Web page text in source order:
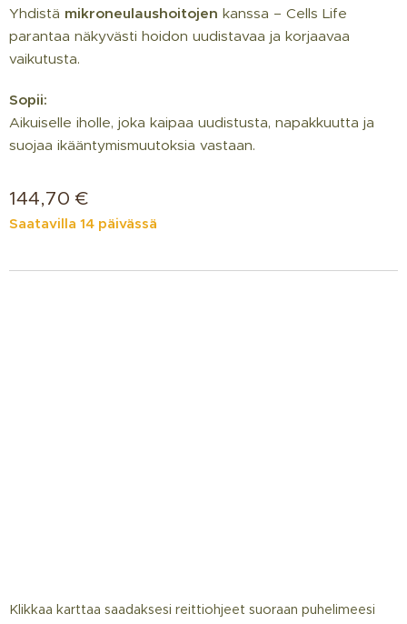
Yhdistä mikroneulaushoitojen kanssa – Cells Life
parantaa näkyvästi hoidon uudistavaa ja korjaavaa
vaikutusta.
Sopii:
Aikuiselle iholle, joka kaipaa uudistusta, napakkuutta ja
suojaa ikääntymismuutoksia vastaan.
144,70 €
Saatavilla 14 päivässä
Klikkaa karttaa saadaksesi reittiohjeet suoraan puhelimeesi